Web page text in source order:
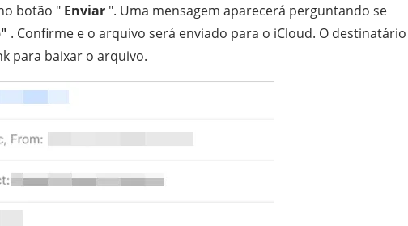
botão " Enviar ". Uma mensagem aparecerá perguntando se
. Confirme e o arquivo será enviado para o iCloud. O destinatário
para baixar o arquivo.